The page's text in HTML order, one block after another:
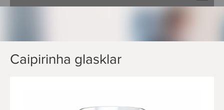
Caipirinha glasklar